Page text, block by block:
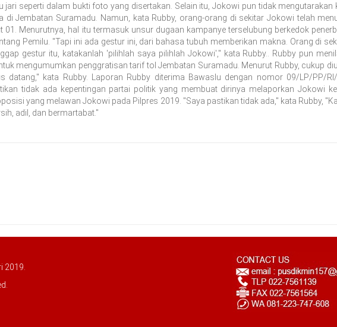
seperti dalam bukti foto yang disertakan. Selain itu, Jokowi pun tidak mengutarakan
di Jembatan Suramadu. Namun, kata Rubby, orang-orang di sekitar Jokowi telah
Menurutnya, hal itu termasuk unsur dugaan kampanye terselubung berkedok
Pemilu. "Tapi ini ada gestur ini, dari bahasa tubuh memberikan makna. Orang di
gestur itu, katakanlah 'pilihlah saya pilihlah Jokowi'," kata Rubby.. Rubby pun
mengumumkan penggratisan tarif tol Jembatan Suramadu. Menurut Rubby, cukup
datang," kata Rubby. Laporan Rubby diterima Bawaslu dengan nomor 09/LP/PP/
tidak ada kepentingan partai politik yang membuat dirinya melaporkan Jokowi
yang melawan Jokowi pada Pilpres 2019. "Saya pastikan tidak ada," kata Rubby,
adil, dan bermartabat."
2019.